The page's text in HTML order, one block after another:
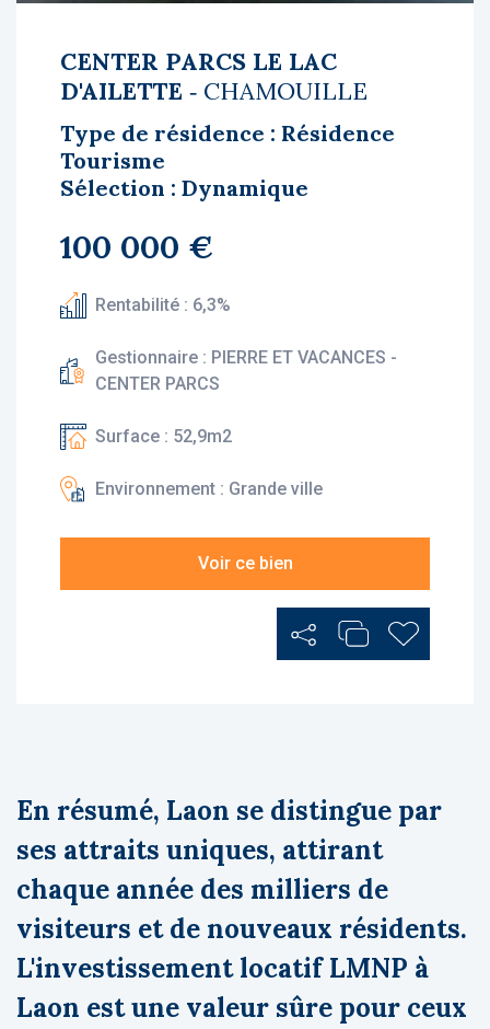
CENTER PARCS LE LAC
D'AILETTE ‐ CHAMOUILLE
Type de résidence : Résidence
Tourisme
Sélection : Dynamique
100 000 €
Rentabilité : 6,3%
Gestionnaire : PIERRE ET VACANCES -
CENTER PARCS
Surface : 52,9m2
Environnement : Grande ville
Voir ce bien
PartagerAjouter au
Ajouter
En résumé, Laon se distingue par
ses attraits uniques, attirant
chaque année des milliers de
visiteurs et de nouveaux résidents.
L'investissement locatif LMNP à
Laon est une valeur sûre pour ceux